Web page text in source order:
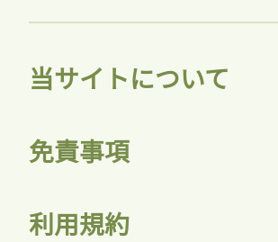
当サイトについて
免責事項
利用規約